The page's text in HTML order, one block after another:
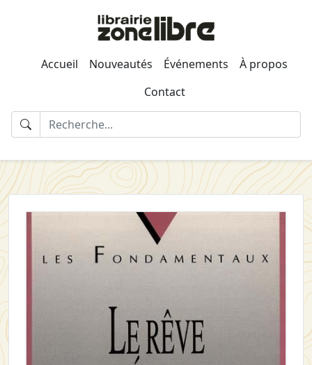
Accueil Nouveautés Événements
À propos
Contact